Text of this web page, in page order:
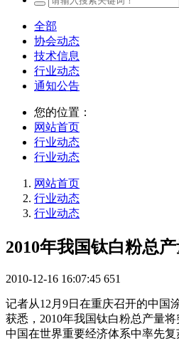
全部
协会动态
技术信息
行业动态
通知公告
您的位置：
网站首页
行业动态
行业动态
网站首页
行业动态
行业动态
2010年我国钛白粉总
2010-12-16 16:07:45 651
记者从12月9日在重庆召开的中国
获悉，2010年我国钛白粉总产量
中国在世界重要经济体系中率先